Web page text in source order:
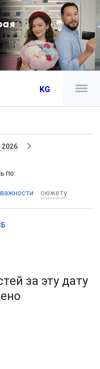
KG
по:
важности сюжету
за эту дату